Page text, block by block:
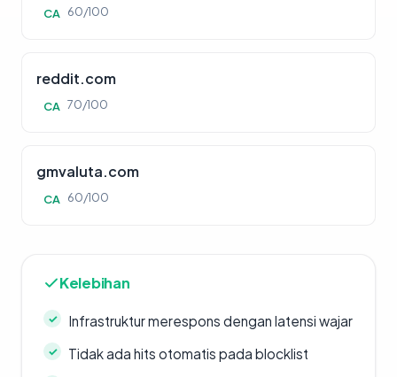
CA 60/100
reddit.com
CA 70/100
gmvaluta.com
CA 60/100
Kelebihan
Infrastruktur merespons dengan latensi wajar
Tidak ada hits otomatis pada blocklist